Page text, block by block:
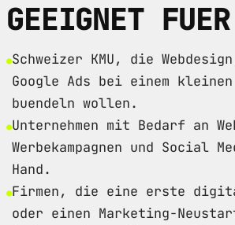
GEEIGNET FUER
Schweizer KMU, die
Google Ads bei einem
buendeln wollen.
Unternehmen mit Bedarf an
Werbekampagnen und Social
Hand.
Firmen, die eine erste
oder einen Marketing-